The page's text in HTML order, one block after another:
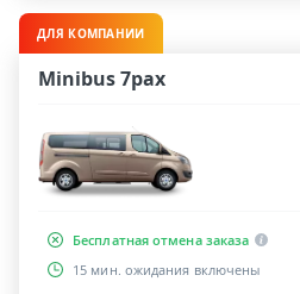
ДЛЯ КОМПАНИИ
Minibus 7pax
Бесплатная отмена заказа
15 мин. ожидания включены